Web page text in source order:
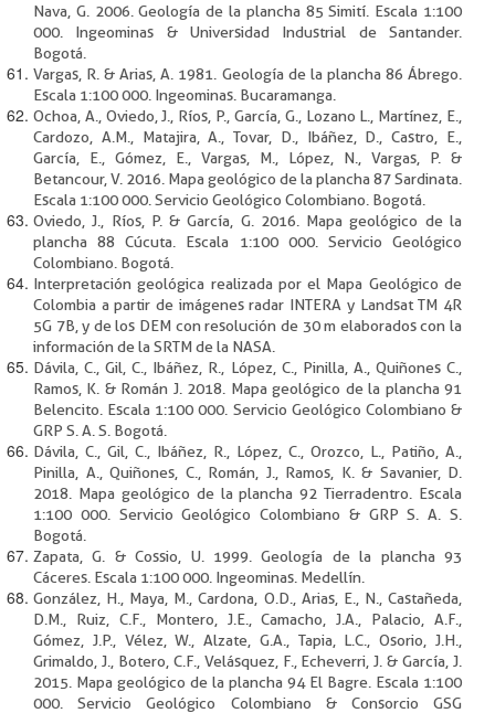
Nava, G. 2006. Geología de la plancha 85 Simití. Escala 1:100
000. Ingeominas & Universidad Industrial de Santander.
Bogotá.
Vargas, R. & Arias, A. 1981. Geología de la plancha 86 Ábrego.
Escala 1:100 000. Ingeominas. Bucaramanga.
Ochoa, A., Oviedo, J., Ríos, P., García, G., Lozano L., Martínez, E.,
Cardozo, A.M., Matajira, A., Tovar, D., Ibáñez, D., Castro, E.,
García, E., Gómez, E., Vargas, M., López, N., Vargas, P. &
Betancour, V. 2016. Mapa geológico de la plancha 87 Sardinata.
Escala 1:100 000. Servicio Geológico Colombiano. Bogotá.
Oviedo, J., Ríos, P. & García, G. 2016. Mapa geológico de la
plancha 88 Cúcuta. Escala 1:100 000. Servicio Geológico
Colombiano. Bogotá.
Interpretación geológica realizada por el Mapa Geológico de
Colombia a partir de imágenes radar INTERA y Landsat TM 4R
5G 7B, y de los DEM con resolución de 30 m elaborados con la
información de la SRTM de la NASA.
Dávila, C., Gil, C., Ibáñez, R., López, C., Pinilla, A., Quiñones C.,
Ramos, K. & Román J. 2018. Mapa geológico de la plancha 91
Belencito. Escala 1:100 000. Servicio Geológico Colombiano &
GRP S. A. S. Bogotá.
Dávila, C., Gil, C., Ibáñez, R., López, C., Orozco, L., Patiño, A.,
Pinilla, A., Quiñones, C., Román, J., Ramos, K. & Savanier, D.
2018. Mapa geológico de la plancha 92 Tierradentro. Escala
1:100 000. Servicio Geológico Colombiano & GRP S. A. S.
Bogotá.
Zapata, G. & Cossio, U. 1999. Geología de la plancha 93
Cáceres. Escala 1:100 000. Ingeominas. Medellín.
González, H., Maya, M., Cardona, O.D., Arias, E., N., Castañeda,
D.M., Ruiz, C.F., Montero, J.E., Camacho, J.A., Palacio, A.F.,
Gómez, J.P., Vélez, W., Alzate, G.A., Tapia, L.C., Osorio, J.H.,
Grimaldo, J., Botero, C.F., Velásquez, F., Echeverri, J. & García, J.
2015. Mapa geológico de la plancha 94 El Bagre. Escala 1:100
000. Servicio Geológico Colombiano & Consorcio GSG